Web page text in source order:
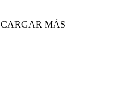
CARGAR MÁS